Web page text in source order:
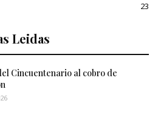
23
Leidas
Cincuentenario al cobro de